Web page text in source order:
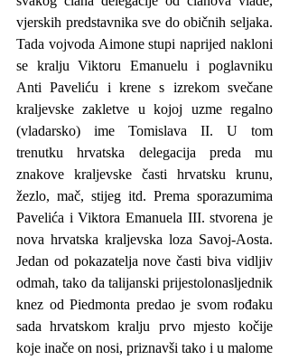
vjerskih predstavnika sve do običnih seljaka.
Tada vojvoda Aimone stupi naprijed nakloni
se kralju Viktoru Emanuelu i poglavniku
Anti Paveliću i krene s izrekom svečane
kraljevske zakletve u kojoj uzme regalno
(vladarsko) ime Tomislava II. U tom
trenutku hrvatska delegacija preda mu
znakove kraljevske časti hrvatsku krunu,
žezlo, mač, stijeg itd. Prema sporazumima
Pavelića i Viktora Emanuela III. stvorena je
nova hrvatska kraljevska loza Savoj-Aosta.
Jedan od pokazatelja nove časti biva vidljiv
odmah, tako da talijanski prijestolonasljednik
knez od Piedmonta predao je svom rođaku
sada hrvatskom kralju prvo mjesto kočije
koje inače on nosi, priznavši tako i u malome